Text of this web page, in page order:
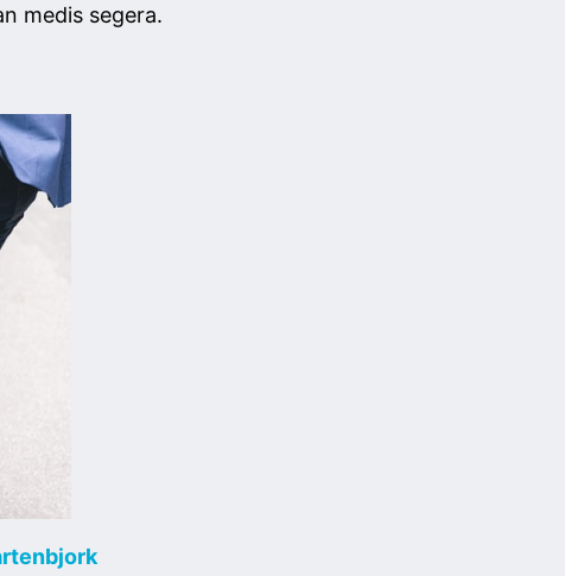
medis segera.